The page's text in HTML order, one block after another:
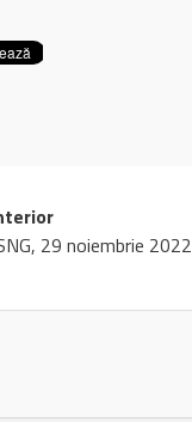
29 noiembrie 2022